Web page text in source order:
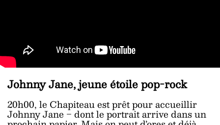
Johnny Jane, jeune étoile pop-rock
20h00, le Chapiteau est prêt pour accueillir
Johnny Jane ‒ dont le portrait arrive dans un